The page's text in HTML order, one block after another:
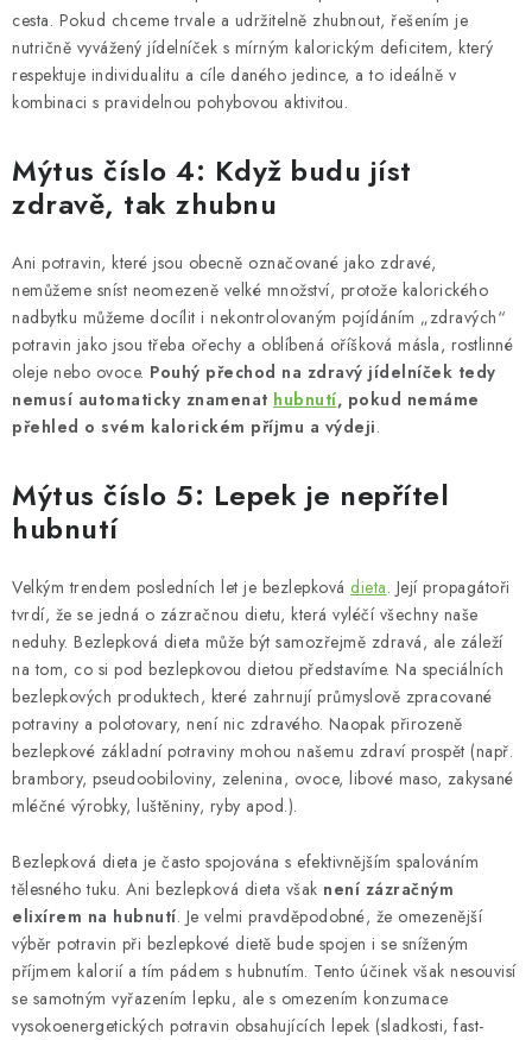
cesta. Pokud chceme trvale a udržitelně zhubnout, řešením je
nutričně vyvážený jídelníček s mírným kalorickým deficitem, který
respektuje individualitu a cíle daného jedince, a to ideálně v
kombinaci s pravidelnou pohybovou aktivitou.
Mýtus číslo 4: Když budu jíst
zdravě, tak zhubnu
Ani potravin, které jsou obecně označované jako zdravé,
nemůžeme sníst neomezeně velké množství, protože kalorického
nadbytku můžeme docílit i nekontrolovaným pojídáním „zdravých“
potravin jako jsou třeba ořechy a oblíbená oříšková másla, rostlinné
oleje nebo ovoce. Pouhý přechod na zdravý jídelníček tedy
nemusí automaticky znamenat hubnutí, pokud nemáme
přehled o svém kalorickém příjmu a výdeji.
Mýtus číslo 5: Lepek je nepřítel
hubnutí
Velkým trendem posledních let je bezlepková dieta. Její propagátoři
tvrdí, že se jedná o zázračnou dietu, která vyléčí všechny naše
neduhy. Bezlepková dieta může být samozřejmě zdravá, ale záleží
na tom, co si pod bezlepkovou dietou představíme. Na speciálních
bezlepkových produktech, které zahrnují průmyslově zpracované
potraviny a polotovary, není nic zdravého. Naopak přirozeně
bezlepkové základní potraviny mohou našemu zdraví prospět (např.
brambory, pseudoobiloviny, zelenina, ovoce, libové maso, zakysané
mléčné výrobky, luštěniny, ryby apod.).
Bezlepková dieta je často spojována s efektivnějším spalováním
tělesného tuku. Ani bezlepková dieta však není zázračným
elixírem na hubnutí. Je velmi pravděpodobné, že omezenější
výběr potravin při bezlepkové dietě bude spojen i se sníženým
příjmem kalorií a tím pádem s hubnutím. Tento účinek však nesouvisí
se samotným vyřazením lepku, ale s omezením konzumace
vysokoenergetických potravin obsahujících lepek (sladkosti, fast-